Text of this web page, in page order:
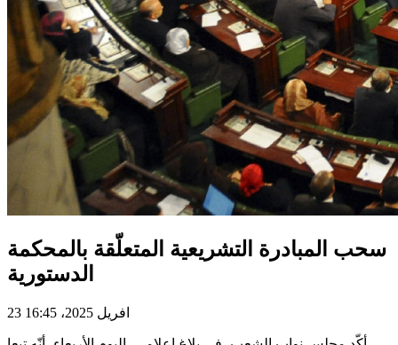
سحب المبادرة التشريعية المتعلّقة بالمحكمة
الدستورية
23 افريل 2025، 16:45